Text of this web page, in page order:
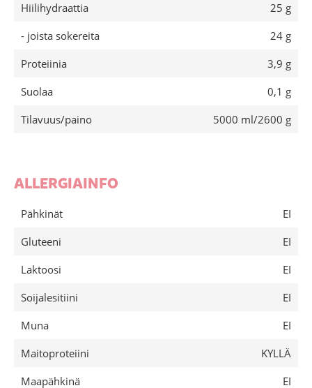
Hiilihydraattia
25 g
- joista sokereita
24 g
Proteiinia
3,9 g
Suolaa
0,1 g
Tilavuus/paino
5000 ml/2600 g
ALLERGIAINFO
Pähkinät
EI
Gluteeni
EI
Laktoosi
EI
Soijalesitiini
EI
Muna
EI
Maitoproteiini
KYLLÄ
Maapähkinä
EI